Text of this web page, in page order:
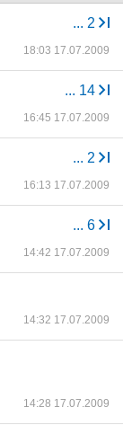
... 2
18:03 17.07.2009
... 14
16:45 17.07.2009
... 2
16:13 17.07.2009
... 6
14:42 17.07.2009
14:32 17.07.2009
14:28 17.07.2009